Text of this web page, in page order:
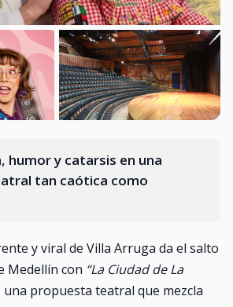
humor y catarsis en una
tan caótica como
y viral de Villa Arruga da el salto
Medellín con “La Ciudad de La
una propuesta teatral que mezcla